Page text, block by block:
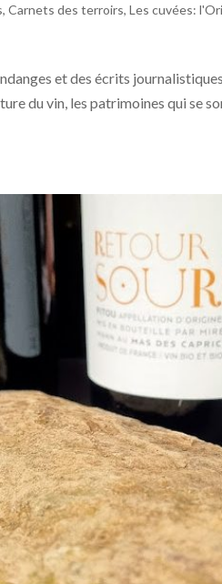
,Carnets des terroirs,Les cuvées:
et des écrits
du vin, les patrimoines qui se